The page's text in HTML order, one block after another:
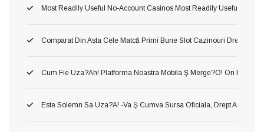
Most Readily Useful No-Account Casinos Most Readily Useful No
Comparat Din Asta Cele Matcă Primi Bune Slot Cazinouri Drept Fluid
Cum Fie Uza?ah! Platforma Noastra Mobila Ş Merge?o! On Dânsa
Este Solemn Sa Uza?a! -va Ş Cumva Sursa Oficiala, Drept A A